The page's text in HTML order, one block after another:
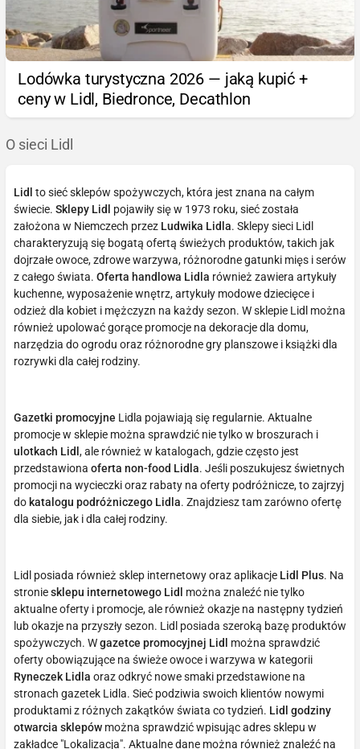
Lodówka turystyczna 2026 — jaką kupić +
ceny w Lidl, Biedronce, Decathlon
O sieci Lidl
Lidl to sieć sklepów spożywczych, która jest znana na całym
świecie. Sklepy Lidl pojawiły się w 1973 roku, sieć została
założona w Niemczech przez Ludwika Lidla. Sklepy sieci Lidl
charakteryzują się bogatą ofertą świeżych produktów, takich jak
dojrzałe owoce, zdrowe warzywa, różnorodne gatunki mięs i serów
z całego świata. Oferta handlowa Lidla również zawiera artykuły
kuchenne, wyposażenie wnętrz, artykuły modowe dziecięce i
odzież dla kobiet i mężczyzn na każdy sezon. W sklepie Lidl można
również upolować gorące promocje na dekoracje dla domu,
narzędzia do ogrodu oraz różnorodne gry planszowe i książki dla
rozrywki dla całej rodziny.
Gazetki promocyjne Lidla pojawiają się regularnie. Aktualne
promocje w sklepie można sprawdzić nie tylko w broszurach i
ulotkach Lidl , ale również w katalogach, gdzie często jest
przedstawiona oferta non-food Lidla. Jeśli poszukujesz świetnych
promocji na wycieczki oraz rabaty na oferty podróżnicze, to zajrzyj
do katalogu podróżniczego Lidla. Znajdziesz tam zarówno ofertę
dla siebie, jak i dla całej rodziny.
Lidl posiada również sklep internetowy oraz aplikacje Lidl Plus. Na
stroniesklepu internetowego Lidl
można znaleźć nie tylko
aktualne oferty i promocje, ale również okazje na następny tydzień
lub okazje na przyszły sezon. Lidl posiada szeroką bazę produktów
spożywczych. Wgazetce promocyjnej Lidl
można sprawdzić
oferty obowiązujące na świeże owoce i warzywa w kategorii
Ryneczek Lidla oraz odkryć nowe smaki przedstawione na
stronach gazetek Lidla. Sieć podziwia swoich klientów nowymi
produktami z różnych zakątków świata co tydzień. Lidl godziny
otwarcia sklepów można sprawdzić wpisując adres sklepu w
zakładce "Lokalizacja". Aktualne dane można również znaleźć na